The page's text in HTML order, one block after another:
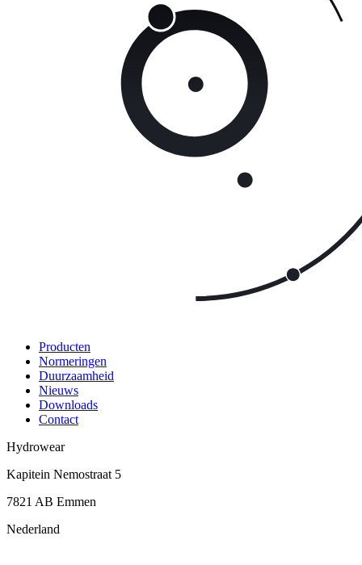
Producten
Normeringen
Duurzaamheid
Nieuws
Downloads
Contact
Hydrowear
Kapitein Nemostraat 5
7821 AB Emmen
Nederland